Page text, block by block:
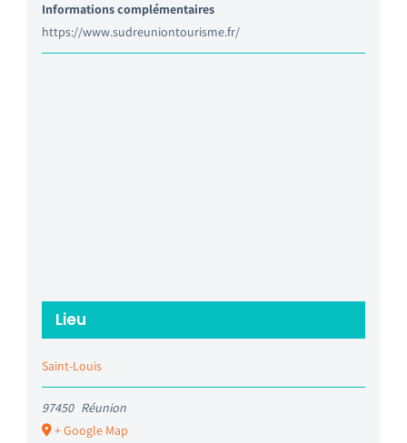
Informations complémentaires
https://www.sudreuniontourisme.fr/
Lieu
Saint-Louis
97450 Réunion
+ Google Map